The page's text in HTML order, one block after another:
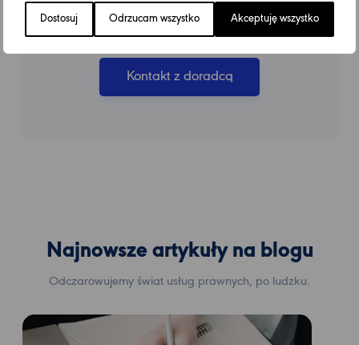
Dostosuj Odrzucam wszystko Akceptuję wszystko
skontaktuj się z nami już dziś.
Kontakt z doradcą
Najnowsze artykuły na blogu
Odczarowujemy świat usług prawnych, po ludzku.